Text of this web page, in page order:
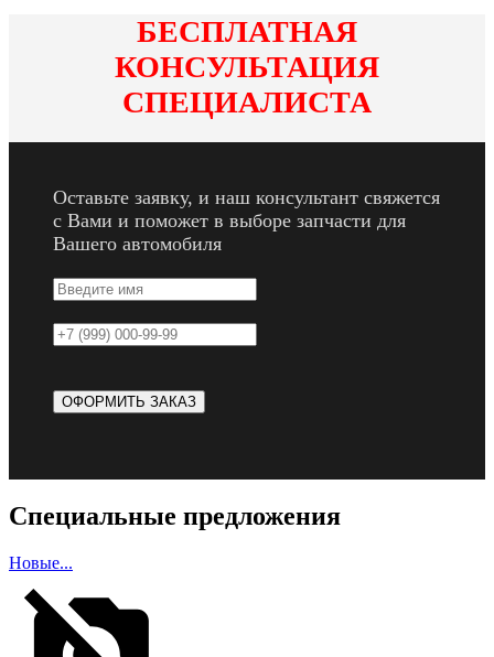
БЕСПЛАТНАЯ
КОНСУЛЬТАЦИЯ
СПЕЦИАЛИСТА
Оставьте заявку, и наш консультант свяжется
с Вами и поможет в выборе запчасти для
Вашего автомобиля
Специальные предложения
Новые...